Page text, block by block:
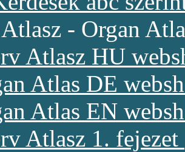
- Organ
Atlasz HU
Atlas DE
Atlas EN
Atlasz 1.